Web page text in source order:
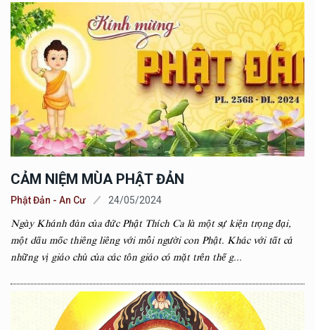
CẢM NIỆM MÙA PHẬT ĐẢN
Phật Đản - An Cư 24/05/2024
Ngày Khánh đản của đức Phật Thích Ca là một sự kiện trọng đại,
một dấu mốc thiêng liêng với mỗi người con Phật. Khác với tất cả
những vị giáo chủ của các tôn giáo có mặt trên thế g...